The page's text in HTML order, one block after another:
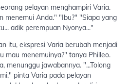
pelayan menghampiri Varia.
menemui Anda." "Ibu?" "Siapa yang
adik perempuan Nyonya..."
itu, ekspresi Varia berubah menjadi
mau menemuinya?" tanya Philleo.
menunggu jawabannya. "...Tolong
pinta Varia pada pelayan